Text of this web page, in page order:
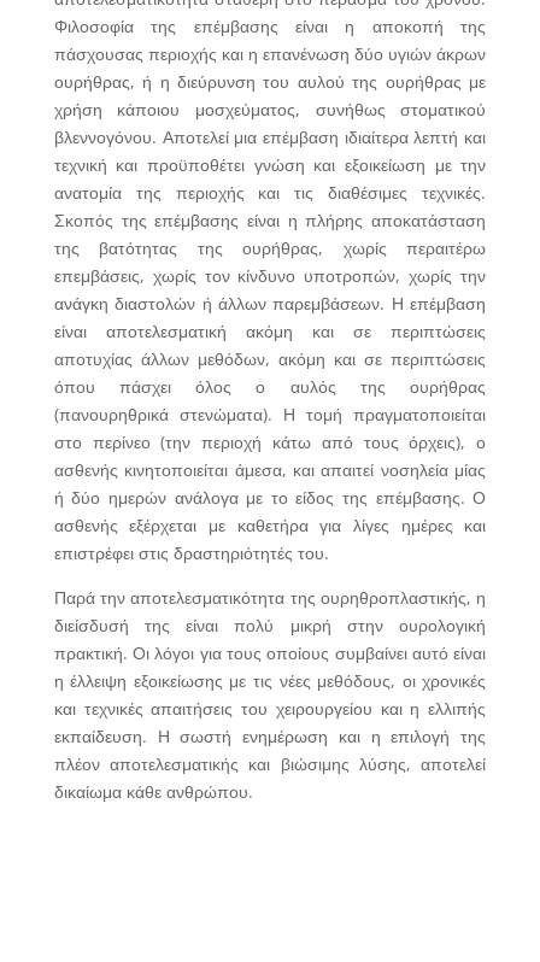
Φιλοσοφία της επέμβασης είναι η αποκοπή της
πάσχουσας περιοχής και η επανένωση δύο υγιών άκρων
ουρήθρας, ή η διεύρυνση του αυλού της ουρήθρας με
χρήση κάποιου μοσχεύματος, συνήθως στοματικού
βλεννογόνου. Αποτελεί μια επέμβαση ιδιαίτερα λεπτή και
τεχνική και προϋποθέτει γνώση και εξοικείωση με την
ανατομία της περιοχής και τις διαθέσιμες τεχνικές.
Σκοπός της επέμβασης είναι η πλήρης αποκατάσταση
της βατότητας της ουρήθρας, χωρίς περαιτέρω
επεμβάσεις, χωρίς τον κίνδυνο υποτροπών, χωρίς την
ανάγκη διαστολών ή άλλων παρεμβάσεων. Η επέμβαση
είναι αποτελεσματική ακόμη και σε περιπτώσεις
αποτυχίας άλλων μεθόδων, ακόμη και σε περιπτώσεις
όπου πάσχει όλος ο αυλός της ουρήθρας
(πανουρηθρικά στενώματα). Η τομή πραγματοποιείται
στο περίνεο (την περιοχή κάτω από τους όρχεις), ο
ασθενής κινητοποιείται άμεσα, και απαιτεί νοσηλεία μίας
ή δύο ημερών ανάλογα με το είδος της επέμβασης. Ο
ασθενής εξέρχεται με καθετήρα για λίγες ημέρες και
επιστρέφει στις δραστηριότητές του.
Παρά την αποτελεσματικότητα της ουρηθροπλαστικής, η
διείσδυσή της είναι πολύ μικρή στην ουρολογική
πρακτική. Οι λόγοι για τους οποίους συμβαίνει αυτό είναι
η έλλειψη εξοικείωσης με τις νέες μεθόδους, οι χρονικές
και τεχνικές απαιτήσεις του χειρουργείου και η ελλιπής
εκπαίδευση. Η σωστή ενημέρωση και η επιλογή της
πλέον αποτελεσματικής και βιώσιμης λύσης, αποτελεί
δικαίωμα κάθε ανθρώπου.